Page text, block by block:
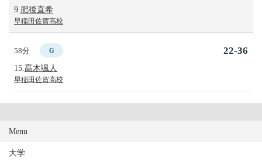
9. 肥後直希
早稲田佐賀高校
58分 G
15. 髙木颯人
早稲田佐賀高校
22-36
Menu
大学